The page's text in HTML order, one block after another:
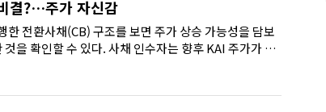
결?…주가 자신감
전환사채(CB) 구조를 보면 주가 상승 가능성을 담보
을 확인할 수 있다. 사채 인수자는 향후 KAI 주가가 오